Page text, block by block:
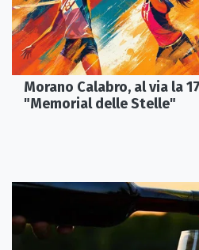
Morano Calabro, al via la
"Memorial delle Stelle"